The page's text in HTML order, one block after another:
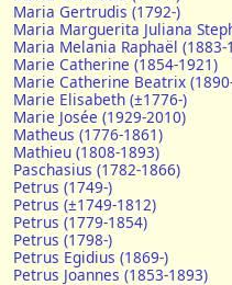
Maria Gertrudis (1792-)
Maria Marguerita Juliana
Maria Melania Raphaël (1883-
Marie Catherine (1854-1921)
Marie Catherine Beatrix
Marie Elisabeth (±1776-)
Marie Josée (1929-2010)
Matheus (1776-1861)
Mathieu (1808-1893)
Paschasius (1782-1866)
Petrus (1749-)
Petrus (±1749-1812)
Petrus (1779-1854)
Petrus (1798-)
Petrus Egidius (1869-)
Petrus Joannes (1853-1893)